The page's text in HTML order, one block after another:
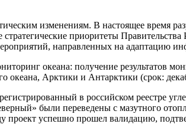
изменениям. В настоящее время
стратегические приоритеты
направленных на адаптацию
океана: получение результатов
океана, Арктики и Антарктики (срок:
в российском реестре
были переведены с мазутного
успешно прошел валидацию,